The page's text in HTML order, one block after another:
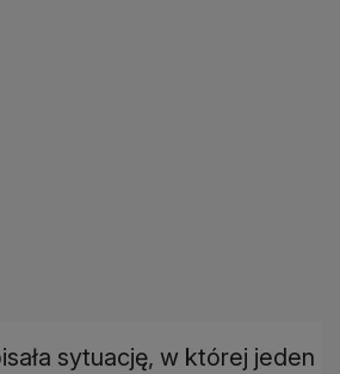
sytuację, w której jeden